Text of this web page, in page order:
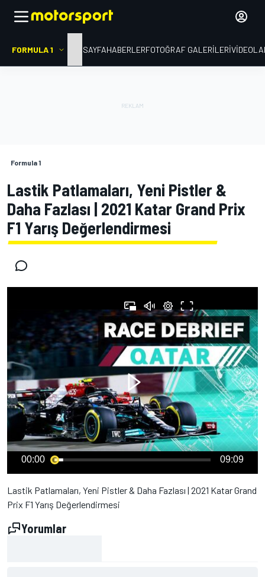
FORMULA 1 ANA SAYFAHABERLERFOTOĞRAF GALERILERI
Formula 1
Lastik Patlamaları, Yeni Pistler &
Daha Fazlası | 2021 Katar Grand Prix
F1 Yarış Değerlendirmesi
00:00 09:09
Lastik Patlamaları, Yeni Pistler & Daha Fazlası | 2021 Katar Grand
Prix F1 Yarış Değerlendirmesi
Yorumlar